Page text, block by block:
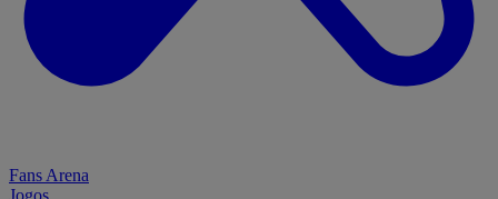
Fans Arena
Jogos